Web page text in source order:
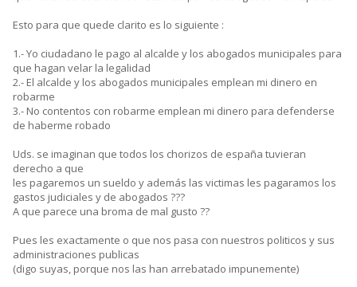
Esto para que quede clarito es lo siguiente :
1.- Yo ciudadano le pago al alcalde y los abogados municipales para
que hagan velar la legalidad
2.- El alcalde y los abogados municipales emplean mi dinero en
robarme
3.- No contentos con robarme emplean mi dinero para defenderse
de haberme robado
Uds. se imaginan que todos los chorizos de españa tuvieran
derecho a que
les pagaremos un sueldo y además las victimas les pagaramos los
gastos judiciales y de abogados ???
A que parece una broma de mal gusto ??
Pues les exactamente o que nos pasa con nuestros politicos y sus
administraciones publicas
(digo suyas, porque nos las han arrebatado impunemente)